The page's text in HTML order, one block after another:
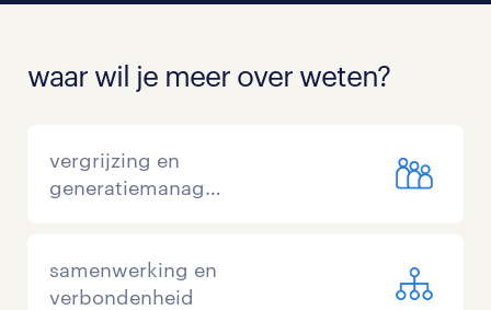
waar wil je meer over weten?
vergrijzing en
generatiemanagement
samenwerking en
verbondenheid